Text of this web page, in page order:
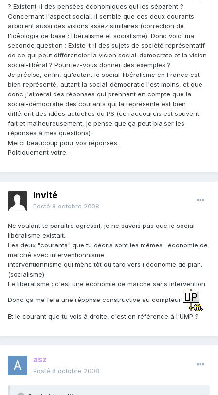
? Existent-il des pensées économiques qui les séparent ?
Concernant l'aspect social, il semble que ces deux courants
arborent aussi des visions assez similaires (correction de
l'idéologie de base : libéralisme et socialisme). Donc voici ma
seconde question : Existe-t-il des sujets de société représentatif
de ce qui peut différencier la vision social-démocrate et la vision
social-libéral ? Pourriez-vous donner des exemples ?
Je précise, enfin, qu'autant le social-libéralisme en France est
bien représenté, autant la social-démocratie l'est moins, et que
donc j'aimerai des réponses qui prennent en compte que la
social-démocratie des courants qui la représente est bien
différent des idées actuelles du PS (ce raccourcis est souvent
fait et malheureusement, je pense que ça peut biaiser les
réponses à mes questions).
Merci beaucoup pour vos réponses.
Politiquement votre.
Invité
Posté 8 octobre 2008
Ne voulant te paraître agressif, je ne savais pas que le social
libéralisme existait.
Les deux "courants" que tu décris sont les mêmes : économie de
marché avec interventionnisme.
Interventionnisme qui mène tôt ou tard vers l'économie de plan.
(socialisme)
Le libéralisme : c'est une économie de marché sans intervention.
Donc ça me fera une réponse constructive au compteur
Et le courant que tu vois à droite, c'est en référence à l'UMP ?
asz
Posté 8 octobre 2008